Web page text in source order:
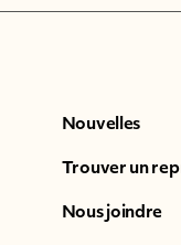
Nouvelles
Trouver un
Nous joindre